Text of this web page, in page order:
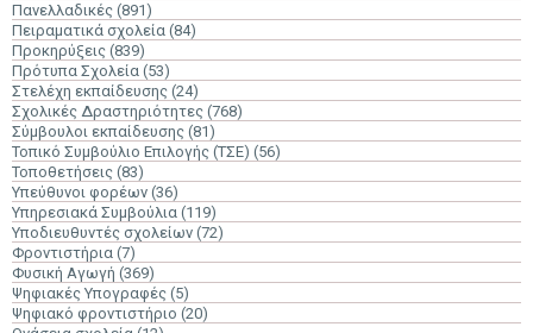
Πανελλαδικές (891)
Πειραματικά σχολεία (84)
Προκηρύξεις (839)
Πρότυπα Σχολεία (53)
Στελέχη εκπαίδευσης (24)
Σχολικές Δραστηριότητες (768)
Σύμβουλοι εκπαίδευσης (81)
Τοπικό Συμβούλιο Επιλογής (ΤΣΕ) (56)
Τοποθετήσεις (83)
Υπεύθυνοι φορέων (36)
Υπηρεσιακά Συμβούλια (119)
Υποδιευθυντές σχολείων (72)
Φροντιστήρια (7)
Φυσική Αγωγή (369)
Ψηφιακές Υπογραφές (5)
Ψηφιακό φροντιστήριο (20)